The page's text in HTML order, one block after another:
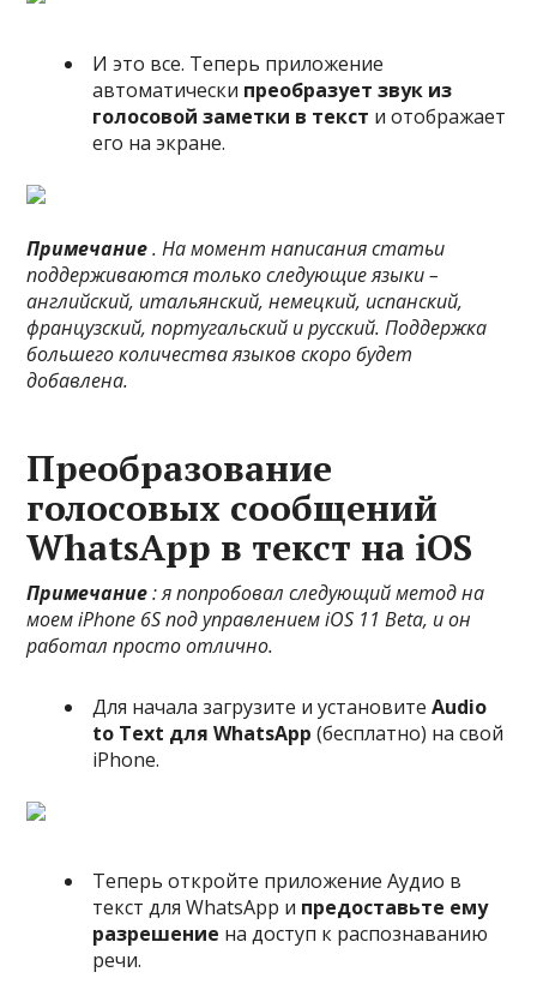
И это все. Теперь приложение
автоматически преобразует звук из
голосовой заметки в текст и отображает
его на экране.
Примечание. На момент написания статьи
поддерживаются только следующие языки –
английский, итальянский, немецкий, испанский,
французский, португальский и русский. Поддержка
большего количества языков скоро будет
добавлена.
Преобразование
голосовых сообщений
WhatsApp в текст на iOS
Примечание: я попробовал следующий метод на
моем iPhone 6S под управлением iOS 11 Beta, и он
работал просто отлично.
Для начала загрузите и установитеAudio
to Text для WhatsApp (бесплатно) на свой
iPhone.
Теперь откройте приложение Аудио в
текст для WhatsApp и предоставьте ему
разрешение на доступ к распознаванию
речи.